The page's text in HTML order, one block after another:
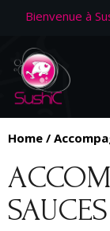
Bienvenue à
Home /
SAUCES